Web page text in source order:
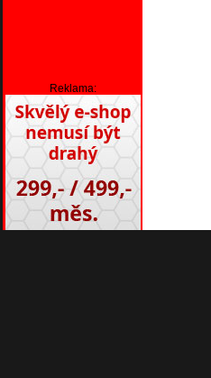
Reklama: